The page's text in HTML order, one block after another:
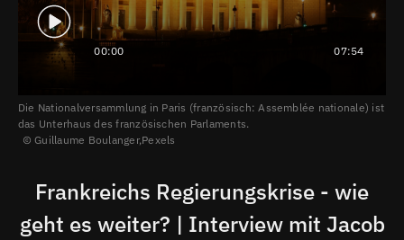
00:00 07:54
Die Nationalversammlung in Paris (französisch: Assemblée nationale) ist
das Unterhaus des französischen Parlaments.
Guillaume Boulanger,Pexels
Frankreichs Regierungskrise - wie
geht es weiter? | Interview mit Jacob